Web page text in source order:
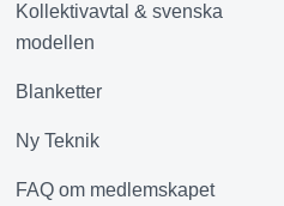
Kollektivavtal & svenska
modellen
Blanketter
Ny Teknik
FAQ om medlemskapet